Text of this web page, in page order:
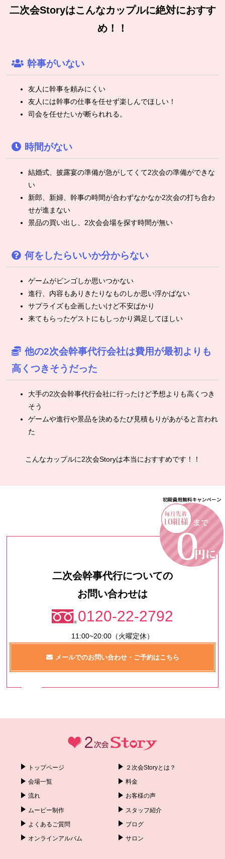
二次会Storyはこんなカップルに絶対におすす
め！！
幹事がいない
友人に幹事を頼みにくい
友人には幹事の仕事を任せず楽しんでほしい！
司会を任せたいが断られれる。
時間がない
結婚式、披露宴の準備が急がしてくて2次会の準備ができな
い
新郎、新婦、幹事の時間が合わずなかなか2次会の打ち合わ
せが進まない
景品の買い出し、2次会会場を探す時間が無い
何をしたらいいか分からない
ゲームがビンゴしか思いつかない
進行、内容もありきたりなものしか思い浮かばない
サプライズも企画したいけど不安ばかり
来てもらったゲストにもしっかり満足してほしい
他の2次会幹事代行会社は費用が最初よりも
高くつきそうだった
大手の2次会幹事代行会社に行ったけど予想よりも高くつき
そう
ゲームや進行や景品を決めるたび見積もりがあがると言われ
た
こんなカップルに2次会Storyは本当におすすめです！！
二次会幹事代行についての
お問い合わせは
0120-22-2792
11:00~20:00（火曜定休）
メールでのお問い合わせ・ご予約はこちら
トップページ ２次会Storyとは？
会場一覧 料金
流れ お客様の声
ムービー制作 スタッフ紹介
よくあるご質問 ブログ
オンラインアルバム サロン